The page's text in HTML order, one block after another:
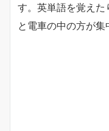
す。英単語を覚え
と電車の中の方が集